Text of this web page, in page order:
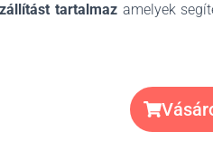
tartalmazamelyek